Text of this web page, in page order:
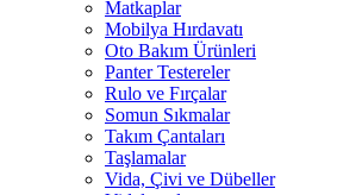
Matkaplar
Mobilya Hırdavatı
Oto Bakım Ürünleri
Panter Testereler
Rulo ve Fırçalar
Somun Sıkmalar
Takım Çantaları
Taşlamalar
Vida, Çivi ve Dübeller